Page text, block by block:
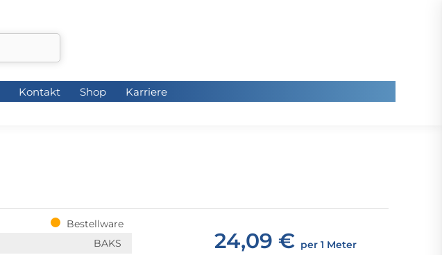
Kontakt Shop Karriere
Bestellware
BAKS 24,09 € per 1 Meter
Kontakt